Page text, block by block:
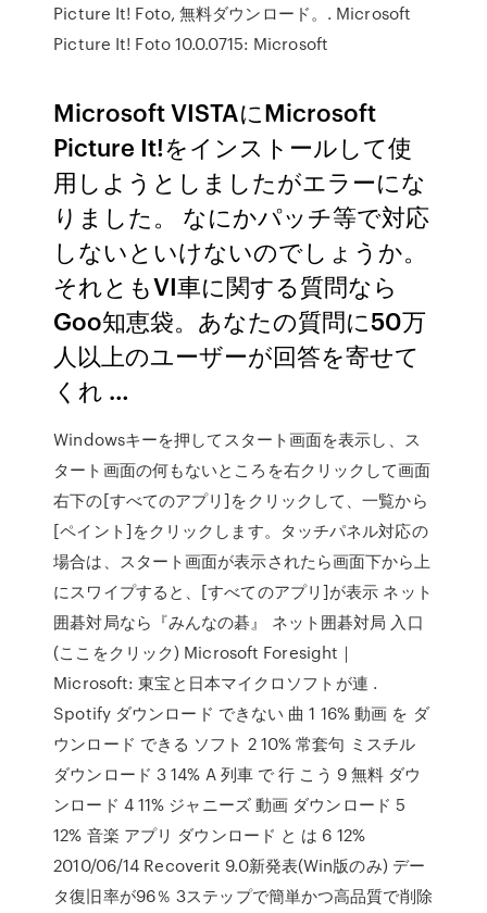
Picture It! Foto, 無料ダウンロード。. Microsoft
Picture It! Foto 10.0.0715: Microsoft
Microsoft VISTAにMicrosoft
Picture It!をインストールして使
用しようとしましたがエラーにな
りました。 なにかパッチ等で対応
しないといけないのでしょうか。
それともVI車に関する質問なら
Goo知恵袋。あなたの質問に50万
人以上のユーザーが回答を寄せて
くれ …
Windowsキーを押してスタート画面を表示し、ス
タート画面の何もないところを右クリックして画面
右下の[すべてのアプリ]をクリックして、一覧から
[ペイント]をクリックします。タッチパネル対応の
場合は、スタート画面が表示されたら画面下から上
にスワイプすると、[すべてのアプリ]が表示 ネット
囲碁対局なら『みんなの碁』 ネット囲碁対局 入口
(ここをクリック) Microsoft Foresight｜
Microsoft: 東宝と日本マイクロソフトが連 .
Spotify ダウンロード できない 曲 1 16% 動画 を ダ
ウンロード できる ソフト 2 10% 常套句 ミスチル
ダウンロード 3 14% A 列車 で 行 こう 9 無料 ダウ
ンロード 4 11% ジャニーズ 動画 ダウンロード 5
12% 音楽 アプリ ダウンロード と は 6 12%
2010/06/14 Recoverit 9.0新発表(Win版のみ) デー
タ復旧率が96％ 3ステップで簡単かつ高品質で削除